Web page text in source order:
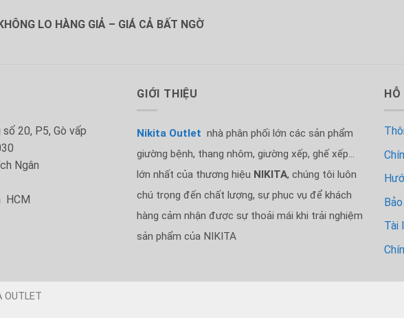
LO HÀNG GIẢ – GIÁ CẢ BẤT NGỜ
20, P5, Gò vấp
Ngân
HCM
GIỚI THIỆU
Nikita Outlet nhà phân phối lớn các sản phẩm
giường bệnh, thang nhôm, giường xếp, ghế xếp...
lớn nhất của thương hiệu NIKITA, chúng tôi luôn
chú trọng đến chất lượng, sự phục vụ để khách
hàng cảm nhận được sự thoải mái khi trải nghiệm
sản phẩm của NIKITA
Tài